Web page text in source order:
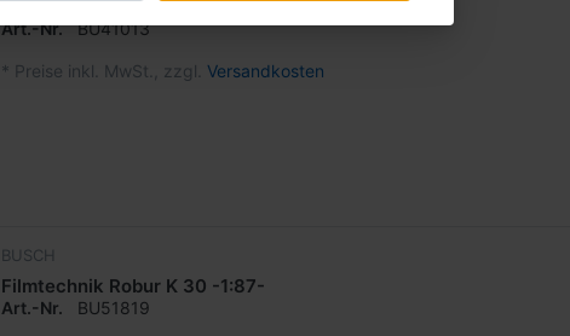
DP Fahrschule MB O-3500
Art.-Nr. BU41013
* Preise inkl. MwSt., zzgl. Versandkosten
BUSCH
Filmtechnik Robur K 30 -1:87-
Art.-Nr. BU51819